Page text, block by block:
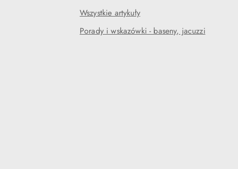
Wszystkie artykuły
Porady i wskazówki - baseny, jacuzzi